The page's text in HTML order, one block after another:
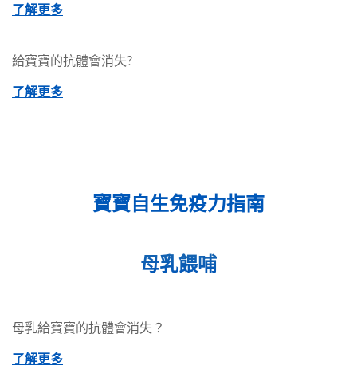
了解更多
給寶寶的抗體會消失?
了解更多
寶寶自生免疫力指南
母乳餵哺
母乳給寶寶的抗體會消失？
了解更多